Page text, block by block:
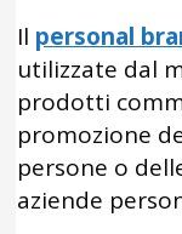
Il personal
utilizzate dal
prodotti
promozione
persone o
aziende